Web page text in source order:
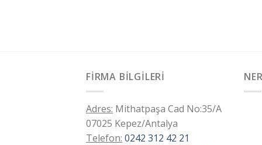
FIRMA BILGILERI
Adres: Mithatpaşa Cad No:35/A
07025 Kepez/Antalya
Telefon: 0242 312 42 21